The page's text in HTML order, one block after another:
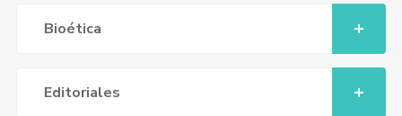
Bioética
Editoriales